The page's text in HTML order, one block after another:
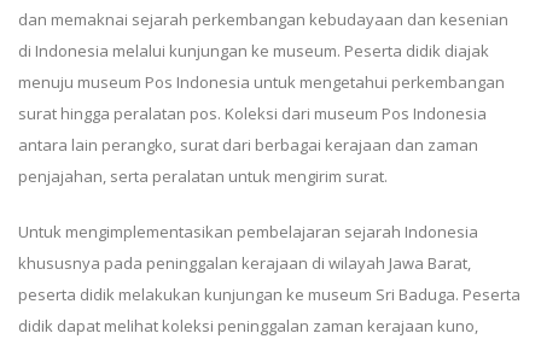
dan memaknai sejarah perkembangan kebudayaan dan kesenian
di Indonesia melalui kunjungan ke museum. Peserta didik diajak
menuju museum Pos Indonesia untuk mengetahui perkembangan
surat hingga peralatan pos. Koleksi dari museum Pos Indonesia
antara lain perangko, surat dari berbagai kerajaan dan zaman
penjajahan, serta peralatan untuk mengirim surat.
Untuk mengimplementasikan pembelajaran sejarah Indonesia
khususnya pada peninggalan kerajaan di wilayah Jawa Barat,
peserta didik melakukan kunjungan ke museum Sri Baduga. Peserta
didik dapat melihat koleksi peninggalan zaman kerajaan kuno,